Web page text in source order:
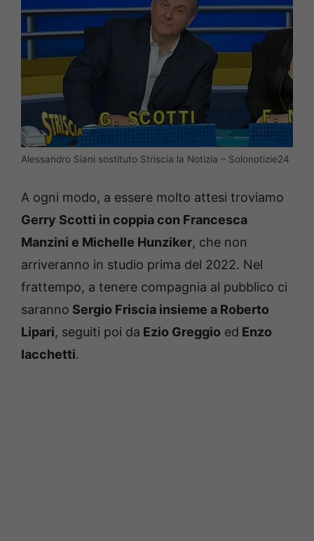
Alessandro Siani sostituto Striscia la Notizia – Solonotizie24
A ogni modo, a essere molto attesi troviamo
Gerry Scotti in coppia con Francesca
Manzini e Michelle Hunziker, che non
arriveranno in studio prima del 2022. Nel
frattempo, a tenere compagnia al pubblico ci
saranno Sergio Friscia insieme a Roberto
Lipari, seguiti poi da Ezio Greggio ed Enzo
Iacchetti.